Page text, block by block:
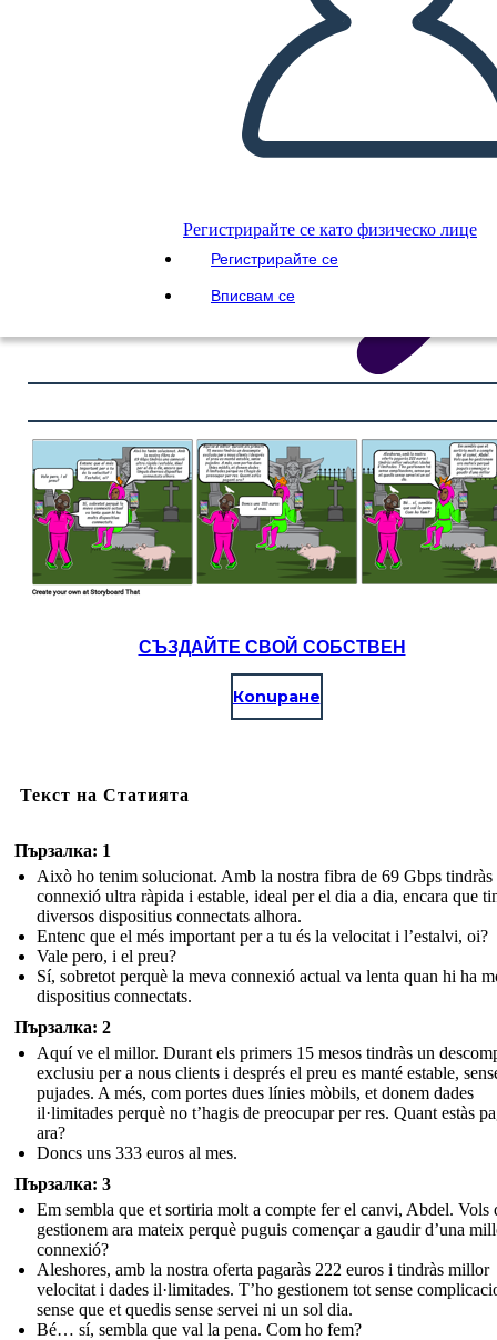
Регистрирайте се като физическо лице
Регистрирайте се
Вписвам се
СЪЗДАЙТЕ СВОЙ СОБСТВЕН
Копиране
Текст на Статията
Пързалка: 1
Això ho tenim solucionat. Amb la nostra fibra de 69 Gbps tindràs
connexió ultra ràpida i estable, ideal per el dia a dia, encara que
diversos dispositius connectats alhora.
Entenc que el més important per a tu és la velocitat i l’estalvi, oi?
Vale pero, i el preu?
Sí, sobretot perquè la meva connexió actual va lenta quan hi ha
dispositius connectats.
Пързалка: 2
Aquí ve el millor. Durant els primers 15 mesos tindràs un
exclusiu per a nous clients i després el preu es manté estable,
pujades. A més, com portes dues línies mòbils, et donem dades
il·limitades perquè no t’hagis de preocupar per res. Quant estàs
ara?
Doncs uns 333 euros al mes.
Пързалка: 3
Em sembla que et sortiria molt a compte fer el canvi, Abdel. Vols
gestionem ara mateix perquè puguis començar a gaudir d’una
connexió?
Aleshores, amb la nostra oferta pagaràs 222 euros i tindràs millor
velocitat i dades il·limitades. T’ho gestionem tot sense
sense que et quedis sense servei ni un sol dia.
Bé… sí, sembla que val la pena. Com ho fem?